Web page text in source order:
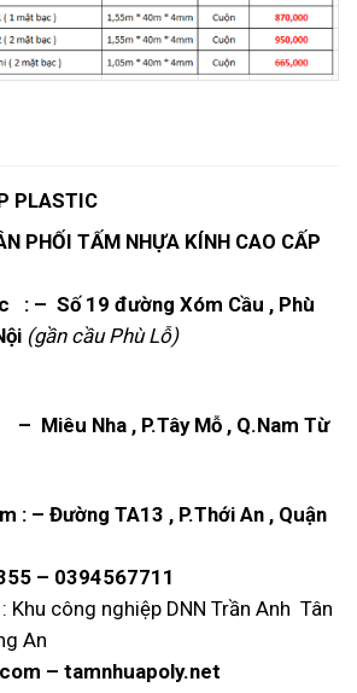
PLASTIC
PHỐI TẤM NHỰA KÍNH CAO CẤP
: – Số 19 đường Xóm Cầu , Phù
(gần cầu Phù Lỗ)
, P.Tây Mỗ , Q.Nam Từ
Nội
: – Đường TA13 , P.Thới An , Quận
– 0394567711
: Khu công nghiệp DNN Trần Anh Tân
An
– tamnhuapoly.net